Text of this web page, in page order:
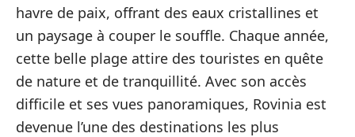
havre de paix, offrant des eaux cristallines et
un paysage à couper le souffle. Chaque année,
cette belle plage attire des touristes en quête
de nature et de tranquillité. Avec son accès
difficile et ses vues panoramiques, Rovinia est
devenue l’une des destinations les plus